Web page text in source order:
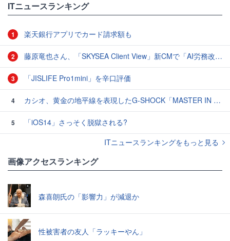
ITニュースランキング
1 楽天銀行アプリでカード請求額も
2 藤原竜也さん、「SKYSEA Client View」新CMで「AI労務改善」をアピール 働き方をAIが分析したら「すぐに休んで」と言われる？
3 「JISLIFE Pro1mini」を辛口評価
4 カシオ、黄金の地平線を表現したG-SHOCK「MASTER IN HORIZON GOLD」3モデル
5
「iOS14」さっそく脱獄される?
ITニュースランキングをもっと見る
画像アクセスランキング
森喜朗氏の「影響力」が減退か
性被害者の友人「ラッキーやん」